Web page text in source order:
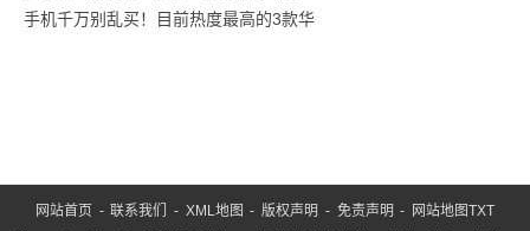
手机千万别乱买！目前热度最高的3款华
网站首页 -联系我们 - XML地图 -版权声明 - 免责声明 - 网站地图TXT